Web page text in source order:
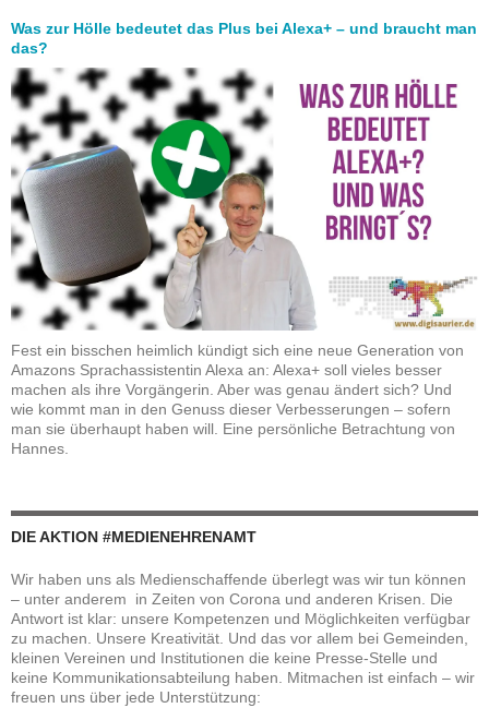
Was zur Hölle bedeutet das Plus bei Alexa+ – und braucht man
das?
Fest ein bisschen heimlich kündigt sich eine neue Generation von
Amazons Sprachassistentin Alexa an: Alexa+ soll vieles besser
machen als ihre Vorgängerin. Aber was genau ändert sich? Und
wie kommt man in den Genuss dieser Verbesserungen – sofern
man sie überhaupt haben will. Eine persönliche Betrachtung von
Hannes.
DIE AKTION #MEDIENEHRENAMT
Wir haben uns als Medienschaffende überlegt was wir tun können
– unter anderem in Zeiten von Corona und anderen Krisen. Die
Antwort ist klar: unsere Kompetenzen und Möglichkeiten verfügbar
zu machen. Unsere Kreativität. Und das vor allem bei Gemeinden,
kleinen Vereinen und Institutionen die keine Presse-Stelle und
keine Kommunikationsabteilung haben. Mitmachen ist einfach – wir
freuen uns über jede Unterstützung: